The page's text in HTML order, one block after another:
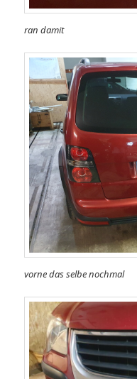
ran damit
vorne das selbe nochmal